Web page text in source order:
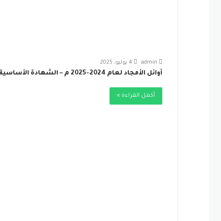
admin 4 يوليو، 2025
أوائل الأمجاد لعام 2024-2025 م – الشهادة الأساسية
أكمل القراءة »